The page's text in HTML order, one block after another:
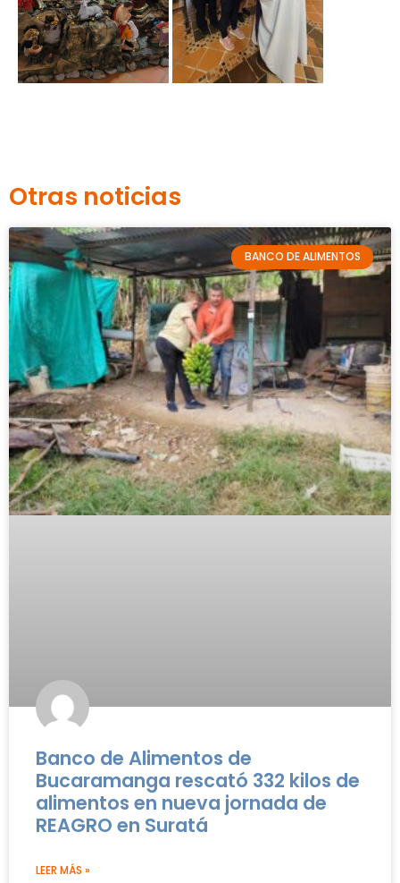
Otras noticias
BANCO DE ALIMENTOS
Banco de Alimentos de
Bucaramanga rescató 332 kilos de
alimentos en nueva jornada de
REAGRO en Suratá
LEER MÁS »